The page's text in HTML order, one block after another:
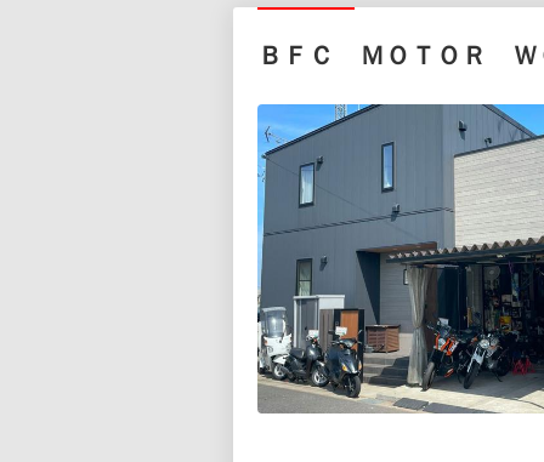
ＢＦＣ ＭＯＴＯＲ Ｗ